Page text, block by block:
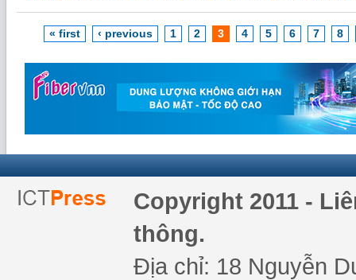
« first ‹ previous 1 2 3 4 5 6 7 8
Copyright 2011 -
thông.
Địa chỉ: 18 Nguyễn